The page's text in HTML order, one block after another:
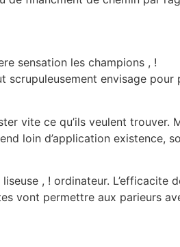
sensation les champions , !
scrupuleusement envisage
vite ce qu’ils veulent trouver.
loin d’application existence,
, ! ordinateur. L’efficacite
vont permettre aux parieurs